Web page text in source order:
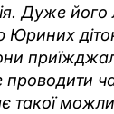
Дуже його
Юриних
проводити
такої